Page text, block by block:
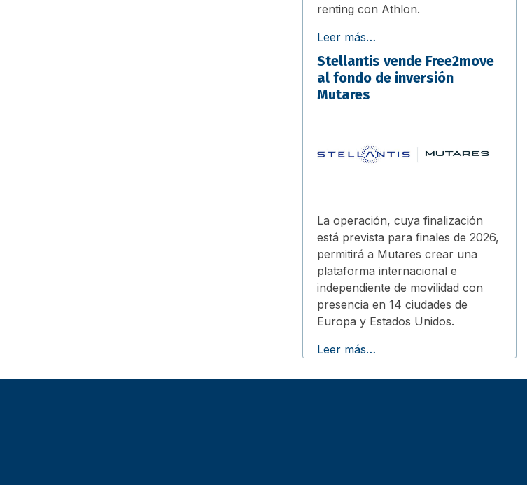
renting con Athlon.
Leer más…
Stellantis vende Free2move
al fondo de inversión
Mutares
La operación, cuya finalización
está prevista para finales de 2026,
permitirá a Mutares crear una
plataforma internacional e
independiente de movilidad con
presencia en 14 ciudades de
Europa y Estados Unidos.
Leer más…